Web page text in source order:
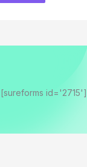
[sureforms id='2715']